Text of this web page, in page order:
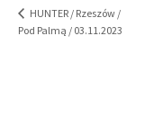
HUNTER / Rzeszów /
Pod Palmą / 03.11.2023